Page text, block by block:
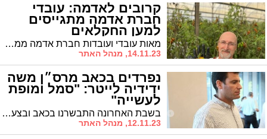
קרובים לאדמה: עובדי
חברת אדמה מתגייסים
למען החקלאים
מאות עובדי ועובדות חברת אדמה ממפעל אדמה-אגן באשדוד, נרתמים מדי יום לתמוך בחקלאים הסובלים ממחסור בידיים עובדות מאז פרוץ המלחמה
14.11.23, מנהל האתר
נפרדים בכאב מרס״ן משה
ידידיה לייטר: "סמל ומופת
לעשייה"
בשבת האחרונה התבשרנו בכאב ובצער על נפילתו של הקצין הנערץ משה ידידיה לייטר, במהלך קרב גבורה בעזה. במהלך חייו פעל רבות למען שילובם של חרדים בתפקידי מפתח במגזר הציבורי והפרטי והיווה סמל למנהיגות המושתתת על עשייה ברוכה • מכריו שפעלו עמו לאורך השנים, סופדים וכואבים את לכתו
12.11.23, מנהל האתר